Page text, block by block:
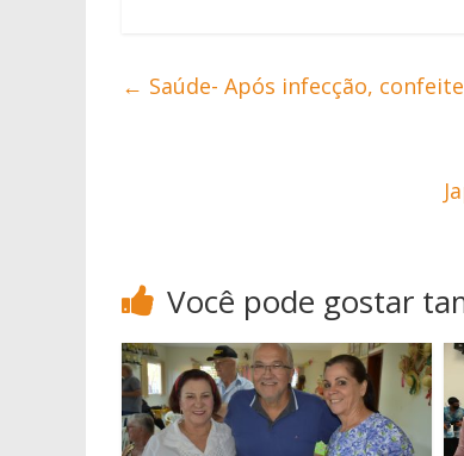
← Saúde- Após infecção,
Você pode gostar